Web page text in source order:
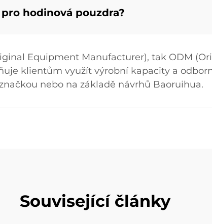
hodinová pouzdra?
Equipment Manufacturer), tak ODM
klientům využít výrobní kapacity a
nebo na základě návrhů Baoruihua.
Související články